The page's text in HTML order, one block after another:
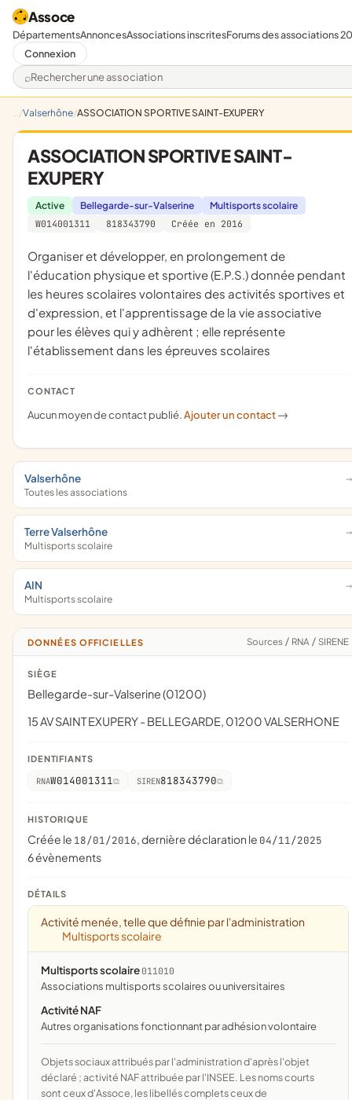
Assoce
Rechercher une association
DépartementsAnnoncesAssociations inscritesForums des associations
Connexion
Valserhône ASSOCIATION SPORTIVE SAINT-EXUPERY
ASSOCIATION SPORTIVE SAINT-
EXUPERY
Active Bellegarde-sur-Valserine
Multisports scolaire
W014001311
818343790 Créée en 2016
organiser et développer, en prolongement de
l'éducation physique et sportive (E.P.S.) donnée pendant
les heures scolaires volontaires des activités sportives et
d'expression, et l'apprentissage de la vie associative
pour les élèves qui y adhèrent ; elle représente
l'établissement dans les épreuves scolaires
CONTACT
Aucun moyen de contact publié.Ajouter un contact ->
Valserhône
Toutes les associations
Terre Valserhône
Multisports scolaire
AIN
Multisports scolaire
DONNÉES OFFICIELLES Sources / RNA / SIRENE
SIÈGE
Bellegarde-sur-Valserine (01200)
15 AV SAINT EXUPERY - BELLEGARDE, 01200 VALSERHONE
IDENTIFIANTS
RNAW014001311 SIREN818343790
HISTORIQUE
Créée le 18/01/2016, dernière déclaration le 04/11/2025
6 évènements
DÉTAILS
Activité menée, telle que définie par l'administration
Multisports scolaire
Multisports scolaire 011010
associations multisports scolaires ou universitaires
Activité NAF
Autres organisations fonctionnant par adhésion volontaire
Objets sociaux attribués par l'administration d'après l'objet
déclaré ; activité NAF attribuée par l'INSEE. Les noms courts
sont ceux d'Assoce, les libellés complets ceux de